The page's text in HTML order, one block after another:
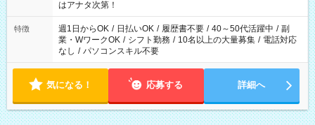
はアナタ次第！
特徴 週1日からOK / 日払いOK / 履歴書不要 / 40～50代活躍中 / 副
業・WワークOK / シフト勤務 / 10名以上の大量募集 / 電話対応
なし / パソコンスキル不要
気になる！ 応募する 詳細へ